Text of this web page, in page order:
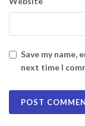
Save my name,
next time I